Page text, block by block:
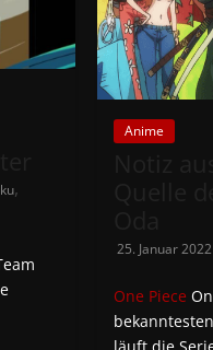
,
Anime
25. Januar 2022
One Piece